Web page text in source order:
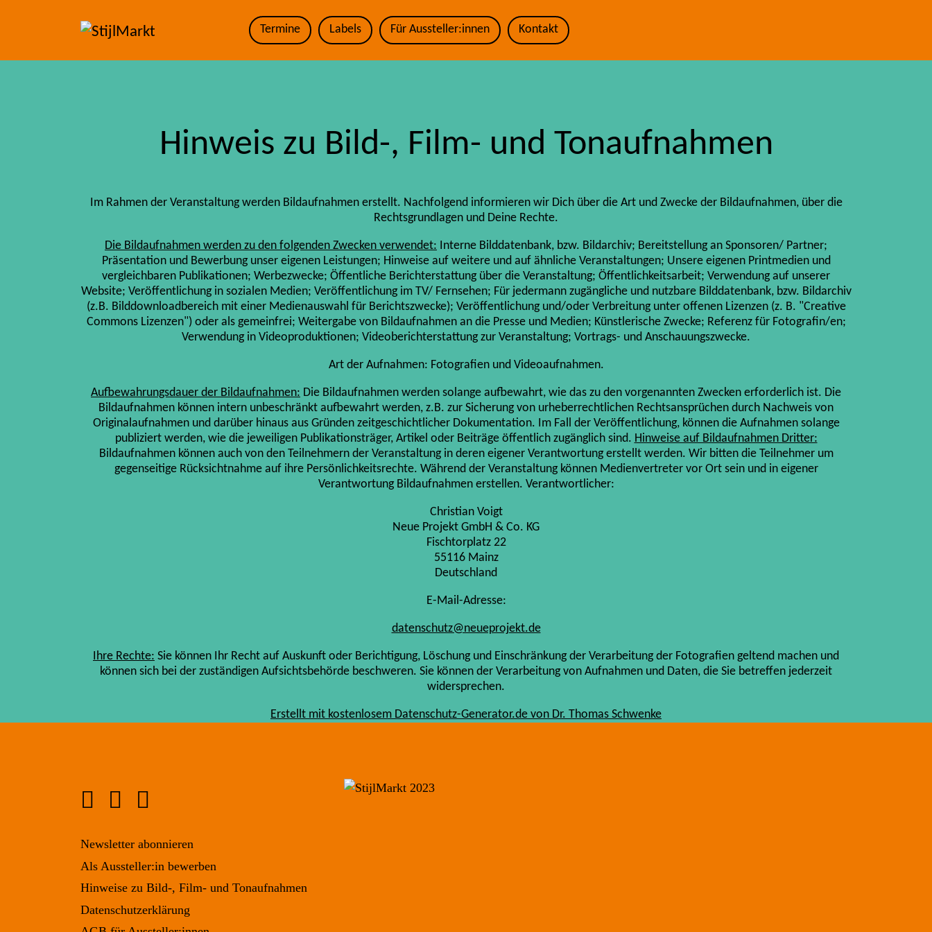
Termine Labels Für Aussteller:innen Kontakt
Hinweis zu Bild-, Film- und Tonaufnahmen
Im Rahmen der Veranstaltung werden Bildaufnahmen erstellt. Nachfolgend informieren wir Dich über die Art und Zwecke der Bildaufnahmen, über die
Rechtsgrundlagen und Deine Rechte.
Die Bildaufnahmen werden zu den folgenden Zwecken verwendet: Interne Bilddatenbank, bzw. Bildarchiv; Bereitstellung an Sponsoren/ Partner;
Präsentation und Bewerbung unser eigenen Leistungen; Hinweise auf weitere und auf ähnliche Veranstaltungen; Unsere eigenen Printmedien und
vergleichbaren Publikationen; Werbezwecke; Öffentliche Berichterstattung über die Veranstaltung; Öffentlichkeitsarbeit; Verwendung auf unserer
Website; Veröffentlichung in sozialen Medien; Veröffentlichung im TV/ Fernsehen; Für jedermann zugängliche und nutzbare Bilddatenbank, bzw. Bildarchiv
(z.B. Bilddownloadbereich mit einer Medienauswahl für Berichtszwecke); Veröffentlichung und/oder Verbreitung unter offenen Lizenzen (z. B. "Creative
Commons Lizenzen") oder als gemeinfrei; Weitergabe von Bildaufnahmen an die Presse und Medien; Künstlerische Zwecke; Referenz für Fotografin/en;
Verwendung in Videoproduktionen; Videoberichterstattung zur Veranstaltung; Vortrags- und Anschauungszwecke.
Art der Aufnahmen: Fotografien und Videoaufnahmen.
Aufbewahrungsdauer der Bildaufnahmen: Die Bildaufnahmen werden solange aufbewahrt, wie das zu den vorgenannten Zwecken erforderlich ist. Die
Bildaufnahmen können intern unbeschränkt aufbewahrt werden, z.B. zur Sicherung von urheberrechtlichen Rechtsansprüchen durch Nachweis von
Originalaufnahmen und darüber hinaus aus Gründen zeitgeschichtlicher Dokumentation. Im Fall der Veröffentlichung, können die Aufnahmen solange
publiziert werden, wie die jeweiligen Publikationsträger, Artikel oder Beiträge öffentlich zugänglich sind. Hinweise auf Bildaufnahmen Dritter:
Bildaufnahmen können auch von den Teilnehmern der Veranstaltung in deren eigener Verantwortung erstellt werden. Wir bitten die Teilnehmer um
gegenseitige Rücksichtnahme auf ihre Persönlichkeitsrechte. Während der Veranstaltung können Medienvertreter vor Ort sein und in eigener
Verantwortung Bildaufnahmen erstellen. Verantwortlicher:
Christian Voigt
Neue Projekt GmbH & Co. KG
Fischtorplatz 22
55116 Mainz
Deutschland
E-Mail-Adresse:
datenschutz@neueprojekt.de
Ihre Rechte: Sie können Ihr Recht auf Auskunft oder Berichtigung, Löschung und Einschränkung der Verarbeitung der Fotografien geltend machen und
können sich bei der zuständigen Aufsichtsbehörde beschweren. Sie können der Verarbeitung von Aufnahmen und Daten, die Sie betreffen jederzeit
widersprechen.
Erstellt mit kostenlosem Datenschutz-Generator.de von Dr. Thomas Schwenke
Newsletter abonnieren
Als Aussteller:in bewerben
Hinweise zu Bild-, Film- und Tonaufnahmen
Datenschutzerklärung